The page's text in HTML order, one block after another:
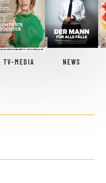
TV-MEDIA NEWS